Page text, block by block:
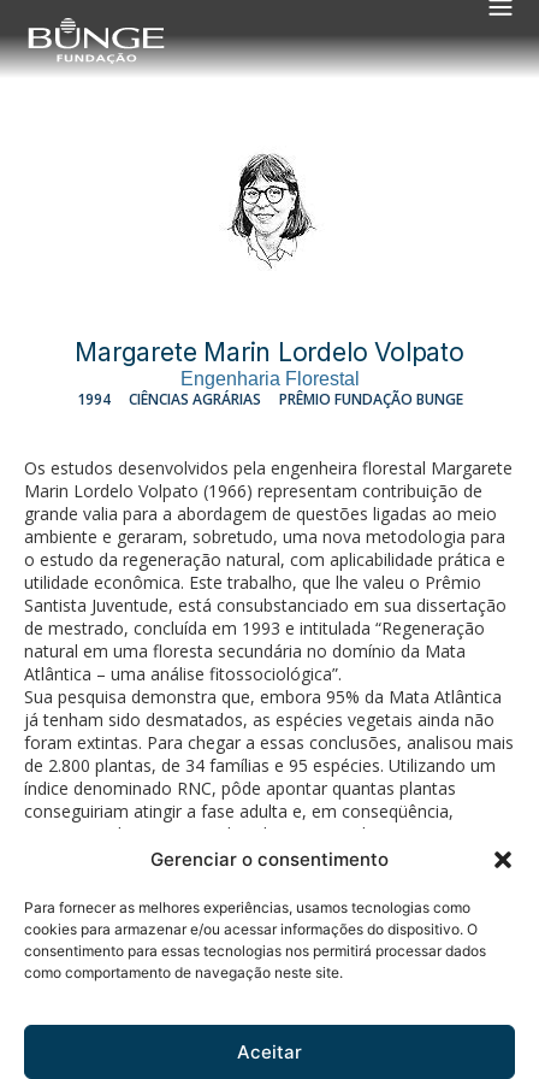
Gerenciar o consentimento
Para fornecer as melhores experiências, usamos tecnologias como
cookies para armazenar e/ou acessar informações do dispositivo. O
consentimento para essas tecnologias nos permitirá processar dados
como comportamento de navegação neste site.
Aceitar
Margarete Marin Lordelo Volpato
Engenharia Florestal
1994
CIÊNCIAS AGRÁRIAS PRÊMIO FUNDAÇÃO BUNGE
Os estudos desenvolvidos pela engenheira florestal Margarete
Marin Lordelo Volpato (1966) representam contribuição de
grande valia para a abordagem de questões ligadas ao meio
ambiente e geraram, sobretudo, uma nova metodologia para
o estudo da regeneração natural, com aplicabilidade prática e
utilidade econômica. Este trabalho, que lhe valeu o Prêmio
Santista Juventude, está consubstanciado em sua dissertação
de mestrado, concluída em 1993 e intitulada “Regeneração
natural em uma floresta secundária no domínio da Mata
Atlântica – uma análise fitossociológica”.
Sua pesquisa demonstra que, embora 95% da Mata Atlântica
já tenham sido desmatados, as espécies vegetais ainda não
foram extintas. Para chegar a essas conclusões, analisou mais
de 2.800 plantas, de 34 famílias e 95 espécies. Utilizando um
índice denominado RNC, pôde apontar quantas plantas
conseguiriam atingir a fase adulta e, em conseqüência,
quantas poderiam ser exploradas comercialmente sem causar
danos ecológicos.
andar
Pinheiros - CEP 05423-010 -
Política de Privacidade